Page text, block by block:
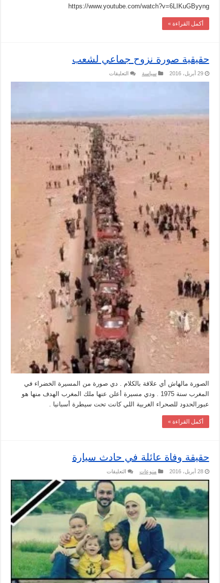
https://www.youtube.com/watch?v=6LIKuGByyng
أكمل القراءة »
حقيقية صورة نزوح جماعي لشعب
29 أبريل، 2016 سياسة التعليقات
الصورة مالهاش أي علاقة بالكلام . دي صورة من المسيرة الخضراء في
المغرب سنة 1975 . ودي مسيرة أعلن عنها ملك المغرب الهدف منها هو
عبورالحدود للصحراء الغربية اللي كانت تحت سيطرة أسبانيا .
أكمل القراءة »
حقيقة وفاة عائلة في حادث سيارة
28 أبريل، 2016 منوعات التعليقات
وفاة
عائلة
في
حادث
سيارة
مغلقة